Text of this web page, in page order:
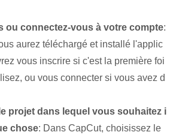
ou connectez-vous à⁢ votre compte:
aurez téléchargé et installé l'applic
vous inscrire si c'est la première foi
ou vous connecter si vous avez d
projet dans lequel vous souhaitez i
chose: Dans CapCut, choisissez le